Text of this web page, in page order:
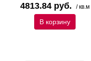
4813.84 руб. / кв.м
В корзину